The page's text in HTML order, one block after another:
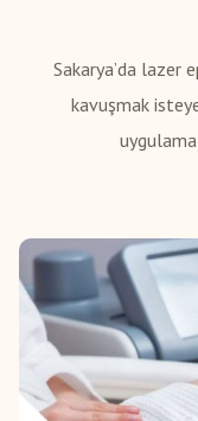
Sakarya’da lazer
kavuşmak